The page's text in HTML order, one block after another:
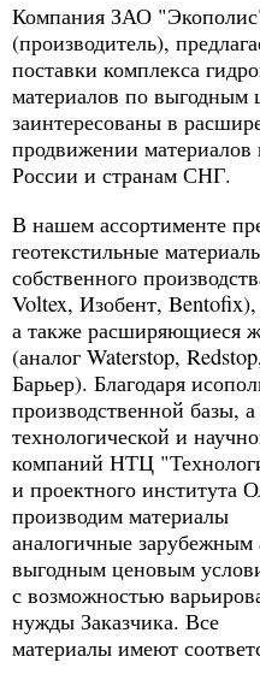
Компания ЗАО
(производитель),
поставки комплекса
материалов по
заинтересованы в
продвижении материалов
России и странам СНГ.
В нашем ассортименте
геотекстильные
собственного
Voltex, Изобент, Bentofix),
а также расширяющиеся
(аналог Waterstop,
Барьер). Благодаря
производственной базы,
технологической и
компаний НТЦ
и проектного
производим материалы
аналогичные зарубежным
выгодным ценовым
с возможностью
нужды Заказчика. Все
материалы имеют